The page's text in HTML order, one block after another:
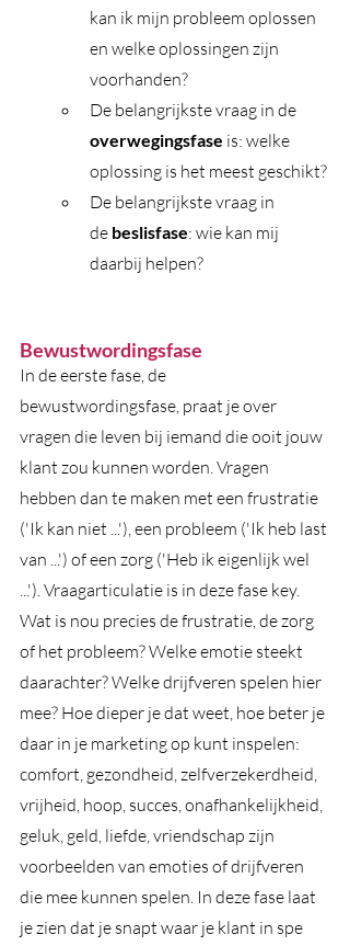
kan ik mijn probleem oplossen
en welke oplossingen zijn
voorhanden?
De belangrijkste vraag in de
overwegingsfase is: welke
oplossing is het meest geschikt?
De belangrijkste vraag in
de beslisfase: wie kan mij
daarbij helpen?
Bewustwordingsfase
In de eerste fase, de
bewustwordingsfase, praat je over
vragen die leven bij iemand die ooit jouw
klant zou kunnen worden. Vragen
hebben dan te maken met een frustratie
('Ik kan niet ...'), een probleem ('Ik heb last
van ...') of een zorg ('Heb ik eigenlijk wel
...'). Vraagarticulatie is in deze fase key.
Wat is nou precies de frustratie, de zorg
of het probleem? Welke emotie steekt
daarachter? Welke drijfveren spelen hier
mee? Hoe dieper je dat weet, hoe beter je
daar in je marketing op kunt inspelen:
comfort, gezondheid, zelfverzekerdheid,
vrijheid, hoop, succes, onafhankelijkheid,
geluk, geld, liefde, vriendschap zijn
voorbeelden van emoties of drijfveren
die mee kunnen spelen. In deze fase laat
je zien dat je snapt waar je klant in spe